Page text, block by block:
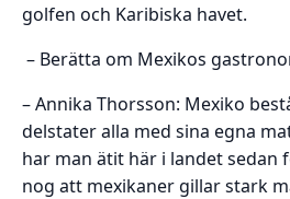
golfen och Karibiska havet.
– Berätta om Mexikos
– Annika Thorsson: Mexiko
delstater alla med sina egna
har man ätit här i landet sedan
nog att mexikaner gillar stark